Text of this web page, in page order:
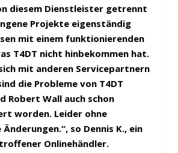
diesem Dienstleister getrennt
Projekte eigenständig
mit einem funktionierenden
T4DT nicht hinbekommen hat.
mit anderen Servicepartnern
die Probleme von T4DT
Robert Wall auch schon
worden. Leider ohne
so Dennis K., ein
Onlinehändler.